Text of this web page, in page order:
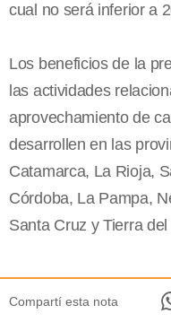
cual no será inferior a
Los beneficios de la
las actividades
aprovechamiento de
desarrollen en las
Catamarca, La Rioja,
Córdoba, La Pampa,
Santa Cruz y Tierra
Compartí esta nota